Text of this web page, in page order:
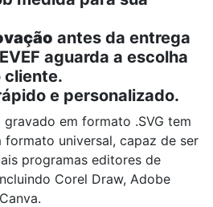
antes da entrega
aguarda a escolha
cliente.
e personalizado.
em formato .SVG tem
formato universal, capaz de ser
programas editores de
Corel Draw, Adobe
Canva.